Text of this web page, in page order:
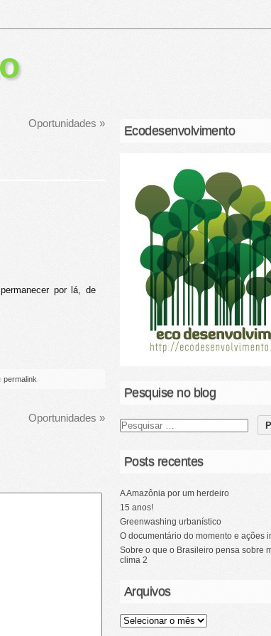
Oportunidades »
por lá, de
permalink
Oportunidades »
Ecodesenvolvimento
Pesquise no blog
Posts recentes
A Amazônia por um herdeiro
15 anos!
Greenwashing urbanístico
O documentário do momento e ações
Sobre o que o Brasileiro pensa sobre
clima 2
Arquivos